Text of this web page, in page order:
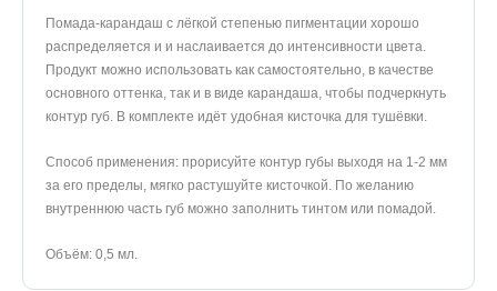
Помада-карандаш с лёгкой степенью пигментации хорошо
распределяется и и наслаивается до интенсивности цвета.
Продукт можно использовать как самостоятельно, в качестве
основного оттенка, так и в виде карандаша, чтобы подчеркнуть
контур губ. В комплекте идёт удобная кисточка для тушёвки.
Способ применения: прорисуйте контур губы выходя на 1-2 мм
за его пределы, мягко растушуйте кисточкой. По желанию
внутреннюю часть губ можно заполнить тинтом или помадой.
Объём: 0,5 мл.